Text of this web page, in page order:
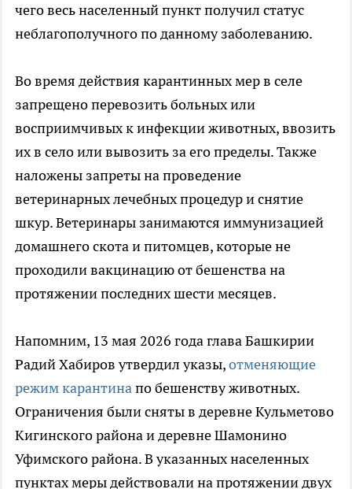
чего весь населенный пункт получил статус
неблагополучного по данному заболеванию.
Во время действия карантинных мер в селе
запрещено перевозить больных или
восприимчивых к инфекции животных, ввозить
их в село или вывозить за его пределы. Также
наложены запреты на проведение
ветеринарных лечебных процедур и снятие
шкур. Ветеринары занимаются иммунизацией
домашнего скота и питомцев, которые не
проходили вакцинацию от бешенства на
протяжении последних шести месяцев.
Напомним, 13 мая 2026 года глава Башкирии
Радий Хабиров утвердил указы,отменяющие
режим карантинапо бешенству животных.
Ограничения были сняты в деревне Кульметово
Кигинского района и деревне Шамонино
Уфимского района. В указанных населенных
пунктах меры действовали на протяжении двух